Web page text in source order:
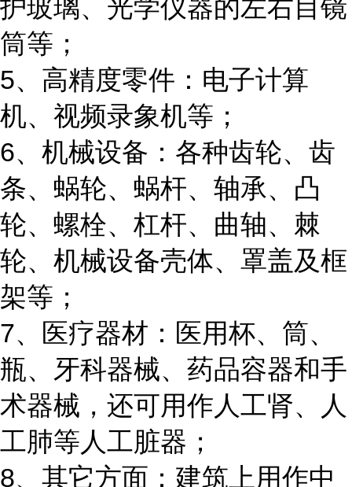
护玻璃、光学仪器的左右目镜
筒等；
5、高精度零件：电子计算
机、视频录象机等；
6、机械设备：各种齿轮、齿
条、蜗轮、蜗杆、轴承、凸
轮、螺栓、杠杆、曲轴、棘
轮、机械设备壳体、罩盖及框
架等；
7、医疗器材：医用杯、筒、
瓶、牙科器械、药品容器和手
术器械，还可用作人工肾、人
工肺等人工脏器；
8、其它方面：建筑上用作中